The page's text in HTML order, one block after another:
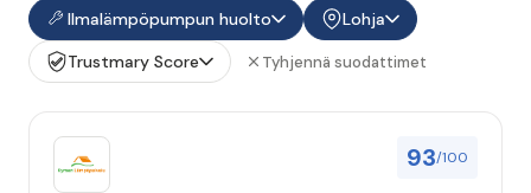
Ilmalämpöpumpun huolto
Lohja
Trustmary Score
Tyhjennä suodattimet
93/100